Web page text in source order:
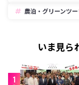
農泊・グリーンツ
いま見ら
1